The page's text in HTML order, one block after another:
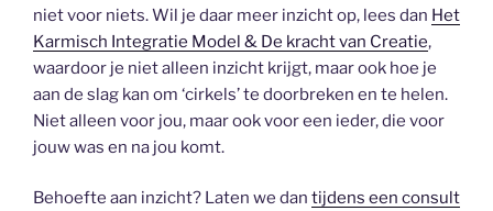
niet voor niets. Wil je daar meer inzicht op, lees dan Het
Karmisch Integratie Model & De kracht van Creatie,
waardoor je niet alleen inzicht krijgt, maar ook hoe je
aan de slag kan om ‘cirkels’ te doorbreken en te helen.
Niet alleen voor jou, maar ook voor een ieder, die voor
jouw was en na jou komt.
Behoefte aan inzicht? Laten we dan tijdens een consult